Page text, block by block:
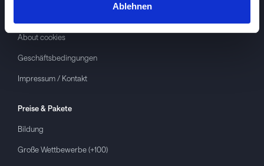
Ablehnen
About cookies
Geschäftsbedingungen
Impressum / Kontakt
Preise & Pakete
Bildung
Große Wettbewerbe (+100)